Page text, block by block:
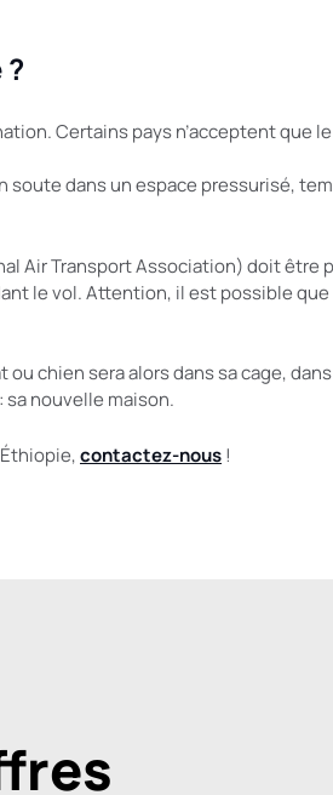
Certains pays n’acceptent que
dans un espace pressurisé,
Air Transport Association) doit être
le vol. Attention, il est possible que
chien sera alors dans sa cage,
sa nouvelle maison.
contactez-nous!